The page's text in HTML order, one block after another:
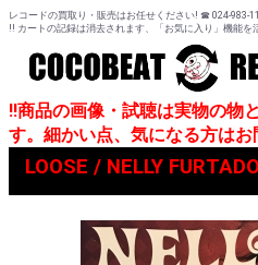
レコードの買取り・販売はお任せください! ☎ 024-983-
!! カートの記録は消去されます、「お気に入り」機能を
!!商品の画像・試聴は実物の物
す。細かい点、気になる方はお
LOOSE / NELLY